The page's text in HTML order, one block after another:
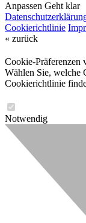
Anpassen Geht klar
Cookierichtlinie
« zurück
Cookie-Präferenzen
Wählen Sie, welche
Cookierichtlinie
Notwendig